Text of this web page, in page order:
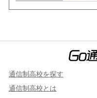
通信制高校を探す
通信制高校とは